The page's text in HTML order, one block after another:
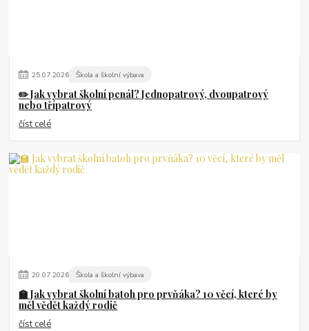
25.07.2026 Škola a školní výbava
✏️ Jak vybrat školní penál? Jednopatrový, dvoupatrový
nebo třípatrový
číst celé
20.07.2026 Škola a školní výbava
🏫 Jak vybrat školní batoh pro prvňáka? 10 věcí, které by
měl vědět každý rodič
číst celé